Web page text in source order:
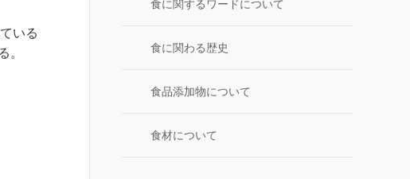
いる
。
食に関するワードについて
食に関わる歴史
食品添加物について
食材について